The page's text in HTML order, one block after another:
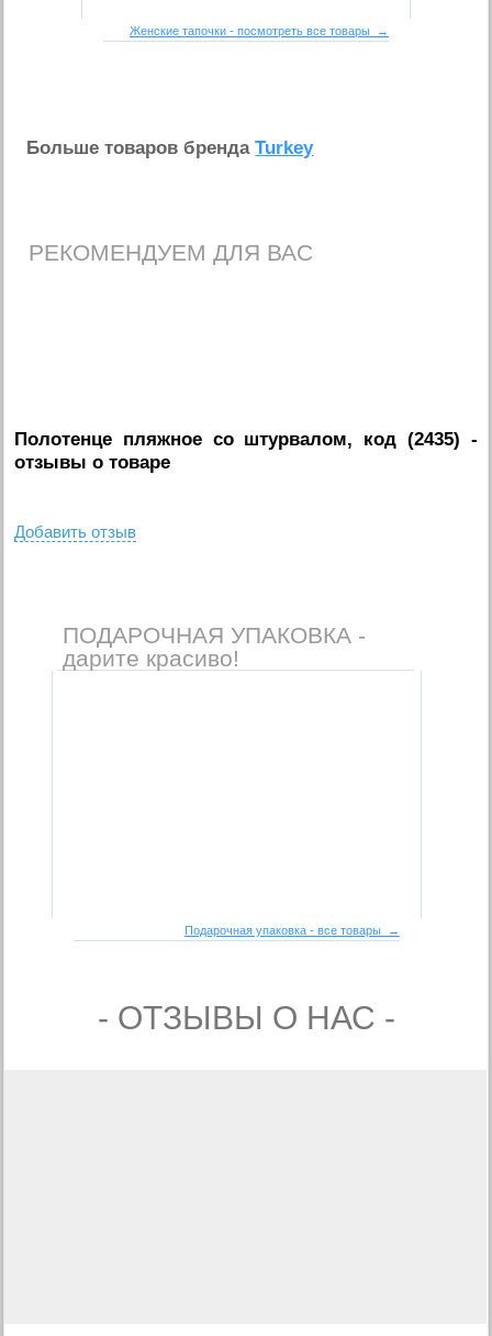
Женские тапочки - посмотреть все товары →
Больше товаров брендаTurkey
РЕКОМЕНДУЕМ ДЛЯ ВАС
Полотенце пляжное со штурвалом, код (2435) -
отзывы о товаре
Добавить отзыв
ПОДАРОЧНАЯ УПАКОВКА -
дарите красиво!
Подарочная упаковка - все товары →
- ОТЗЫВЫ О НАС -